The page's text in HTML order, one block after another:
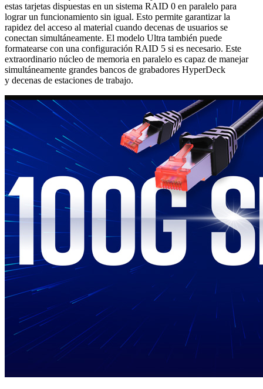
estas tarjetas dispuestas en un sistema RAID 0 en paralelo para
lograr un funcionamiento sin igual. Esto permite garantizar la
rapidez del acceso al material cuando decenas de usuarios se
conectan simultáneamente. El modelo Ultra también puede
formatearse con una configuración RAID 5 si es necesario. Este
extraordinario núcleo de memoria en paralelo es capaz de manejar
simultáneamente grandes bancos de grabadores HyperDeck
y decenas de estaciones de trabajo.